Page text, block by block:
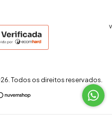
v
Todos os direitos reservados.